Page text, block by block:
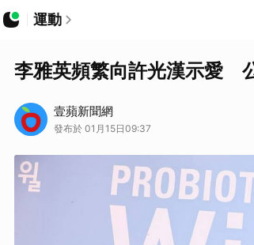
運動
李雅英頻繁向許光漢示愛
壹蘋新聞網
發布於 01月15日09:37